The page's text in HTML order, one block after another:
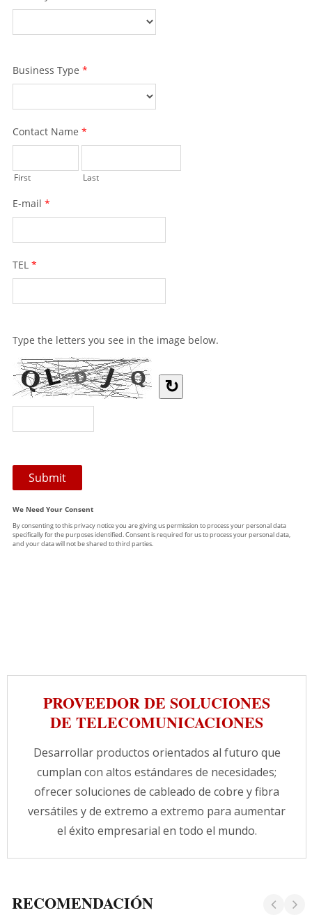
PROVEEDOR DE SOLUCIONES
DE TELECOMUNICACIONES
Desarrollar productos orientados al futuro que
cumplan con altos estándares de necesidades;
ofrecer soluciones de cableado de cobre y fibra
versátiles y de extremo a extremo para aumentar
el éxito empresarial en todo el mundo.
RECOMENDACIÓN